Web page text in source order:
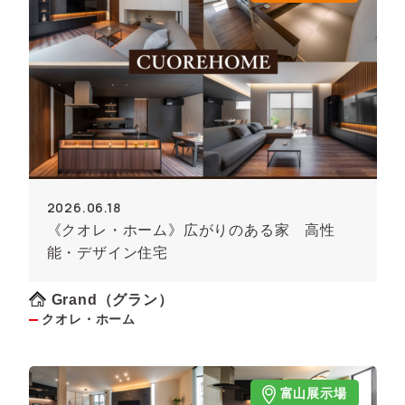
2026.06.18
《クオレ・ホーム》広がりのある家 高性
能・デザイン住宅
Grand（グラン）
クオレ・ホーム
富山展示場